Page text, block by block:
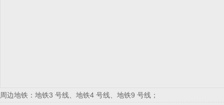
周边地铁： 地铁3 号线、地铁4 号线、地铁9 号线 ；